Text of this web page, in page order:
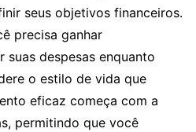
seus objetivos financeiros.
precisa ganhar
suas despesas enquanto
o estilo de vida que
eficaz começa com a
permitindo que você